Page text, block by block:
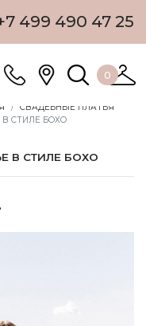
499 490 47 25
0
СВАДЕБНЫЕ ПЛАТЬЯ
СТИЛЕ БОХО
В СТИЛЕ БОХО